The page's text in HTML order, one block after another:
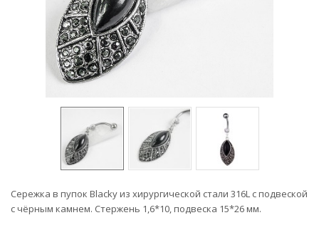
Сережка в пупок Blacky из хирургической стали 316L с подвеской
с чёрным камнем. Стержень 1,6*10, подвеска 15*26 мм.